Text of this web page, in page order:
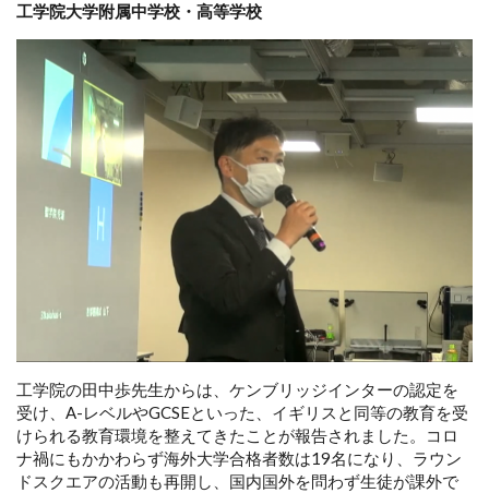
工学院大学附属中学校・高等学校
工学院の田中歩先生からは、ケンブリッジインターの認定を
受け、A-レベルやGCSEといった、イギリスと同等の教育を受
けられる教育環境を整えてきたことが報告されました。コロ
ナ禍にもかかわらず海外大学合格者数は19名になり、ラウン
ドスクエアの活動も再開し、国内国外を問わず生徒が課外で